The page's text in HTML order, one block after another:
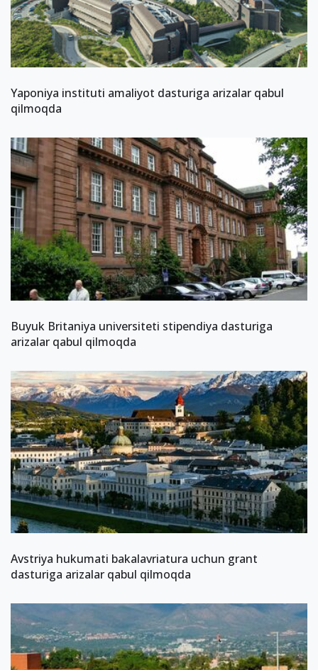
Yaponiya instituti amaliyot dasturiga arizalar qabul
qilmoqda
Buyuk Britaniya universiteti stipendiya dasturiga
arizalar qabul qilmoqda
Avstriya hukumati bakalavriatura uchun grant
dasturiga arizalar qabul qilmoqda